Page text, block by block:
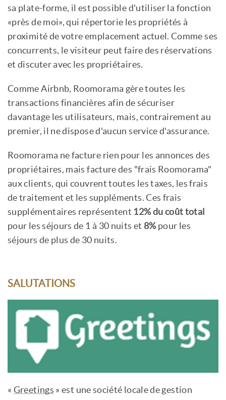
sa plate-forme, il est possible d'utiliser la fonction
«près de moi», qui répertorie les propriétés à
proximité de votre emplacement actuel. Comme ses
concurrents, le visiteur peut faire des réservations
et discuter avec les propriétaires.
Comme Airbnb, Roomorama gère toutes les
transactions financières afin de sécuriser
davantage les utilisateurs, mais, contrairement au
premier, il ne dispose d'aucun service d'assurance.
Roomorama ne facture rien pour les annonces des
propriétaires, mais facture des "frais Roomorama"
aux clients, qui couvrent toutes les taxes, les frais
de traitement et les suppléments. Ces frais
supplémentaires représentent 12% du coût total
pour les séjours de 1 à 30 nuits et 8%pour les
séjours de plus de 30 nuits.
SALUTATIONS
« Greetings » est une société locale de gestion